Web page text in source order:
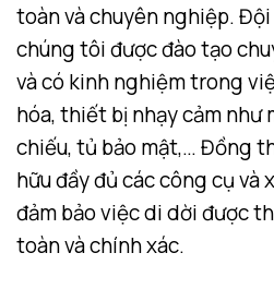
toàn và chuyên nghiệp.
chúng tôi được đào tạo
và có kinh nghiệm trong
hóa, thiết bị nhạy cảm như
chiếu, tủ bảo mật,… Đồng
hữu đầy đủ các công cụ và
đảm bảo việc di dời được
toàn và chính xác.